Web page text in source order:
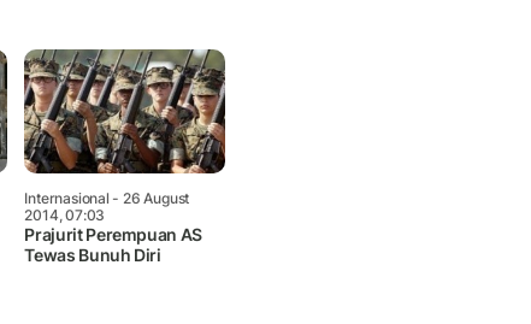
Internasional - 26 August
2014, 07:03
Prajurit Perempuan AS
Tewas Bunuh Diri